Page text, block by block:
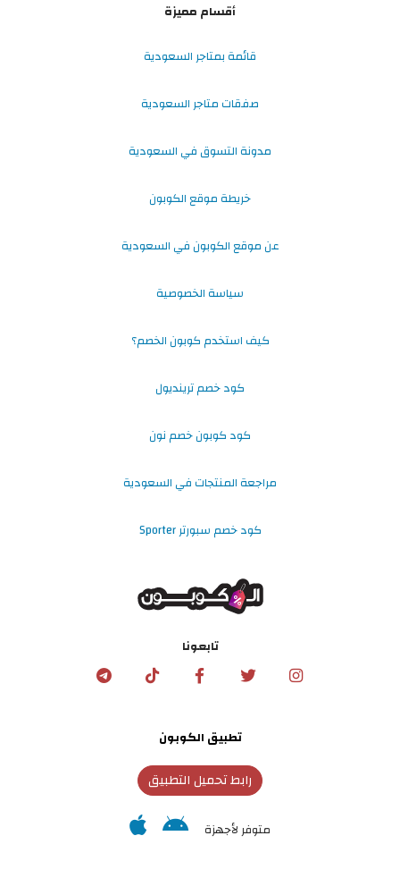
أقسام مميزة
قائمة بمتاجر السعودية
صفقات متاجر السعودية
مدونة التسوق في السعودية
خريطة موقع الكوبون
عن موقع الكوبون في السعودية
سياسة الخصوصية
كيف استخدم كوبون الخصم؟
كود خصم ترينديول
كود كوبون خصم نون
مراجعة المنتجات في السعودية
كود خصم سبورتر Sporter
تابعونا
تطبيق الكوبون
رابط تحميل التطبيق
متوفر لأجهزة